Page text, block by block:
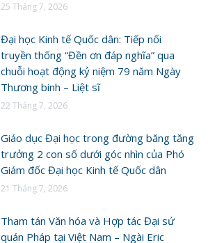
25 Tháng 7, 2026
Đại học Kinh tế Quốc dân: Tiếp nối
truyền thống “Đền ơn đáp nghĩa” qua
chuỗi hoạt động kỷ niệm 79 năm Ngày
Thương binh – Liệt sĩ
22 Tháng 7, 2026
Giáo dục Đại học trong đường băng tăng
trưởng 2 con số dưới góc nhìn của Phó
Giám đốc Đại học Kinh tế Quốc dân
21 Tháng 7, 2026
Tham tán Văn hóa và Hợp tác Đại sứ
quán Pháp tại Việt Nam – Ngài Eric